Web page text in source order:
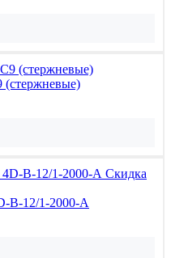
Скидка
12/1-2000-A